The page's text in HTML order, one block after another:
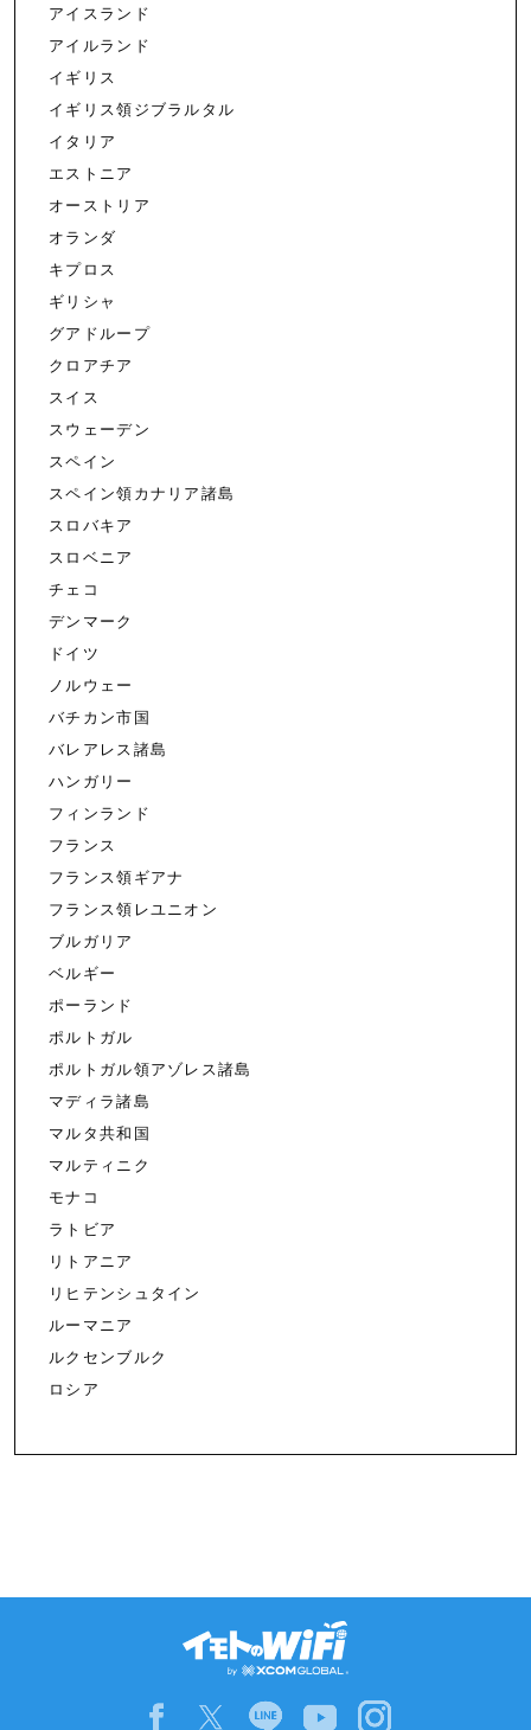
アイスランド
アイルランド
イギリス
イギリス領ジブラルタル
イタリア
エストニア
オーストリア
オランダ
キプロス
ギリシャ
グアドループ
クロアチア
スイス
スウェーデン
スペイン
スペイン領カナリア諸島
スロバキア
スロベニア
チェコ
デンマーク
ドイツ
ノルウェー
バチカン市国
バレアレス諸島
ハンガリー
フィンランド
フランス
フランス領ギアナ
フランス領レユニオン
ブルガリア
ベルギー
ポーランド
ポルトガル
ポルトガル領アゾレス諸島
マディラ諸島
マルタ共和国
マルティニク
モナコ
ラトビア
リトアニア
リヒテンシュタイン
ルーマニア
ルクセンブルク
ロシア